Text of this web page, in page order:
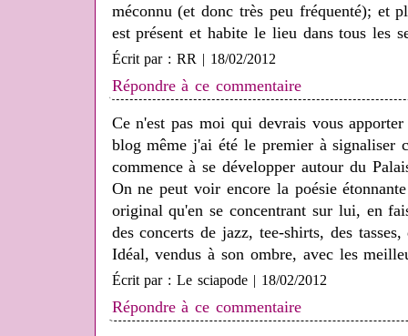
méconnu (et donc très peu fréquenté); et
est présent et habite le lieu dans tous les
Écrit par : RR | 18/02/2012
Répondre à ce commentaire
Ce n'est pas moi qui devrais vous
blog même j'ai été le premier à signaliser
commence à se développer autour du
On ne peut voir encore la poésie
original qu'en se concentrant sur lui, en
des concerts de jazz, tee-shirts, des
Idéal, vendus à son ombre, avec les
Écrit par : Le sciapode | 18/02/2012
Répondre à ce commentaire